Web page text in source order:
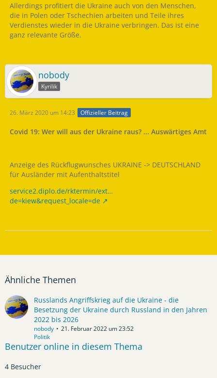
Allerdings profitiert die Ukraine auch von den Menschen,
die in Polen oder Tschechien arbeiten und Teile ihres
Verdienstes wieder in die Ukraine verbringen. Das ist eine
ganz relevante Größe.
nobody
Kyrilik
26. März 2020 um 14:23 Offizieller Beitrag
Covid 19: Wer will aus der Ukraine raus? ... Auswärtiges Amt
Anzeige des Rückflugwunsches UKRAINE -> DEUTSCHLAND
für Ausländer mit Aufenthaltstitel
service2.diplo.de/rktermin/ext…
de=kiew&request_locale=de
Ähnliche Themen
Russlands Angriffskrieg auf die Ukraine - die
Besetzung der Ukraine durch Russland in den Jahren
2022 bis 2026
nobody
21. Februar 2022 um 23:52
Politik
Benutzer online in diesem Thema
4 Besucher